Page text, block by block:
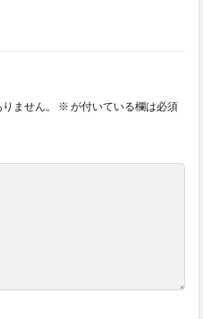
ません。 ※ が付いている欄は必須